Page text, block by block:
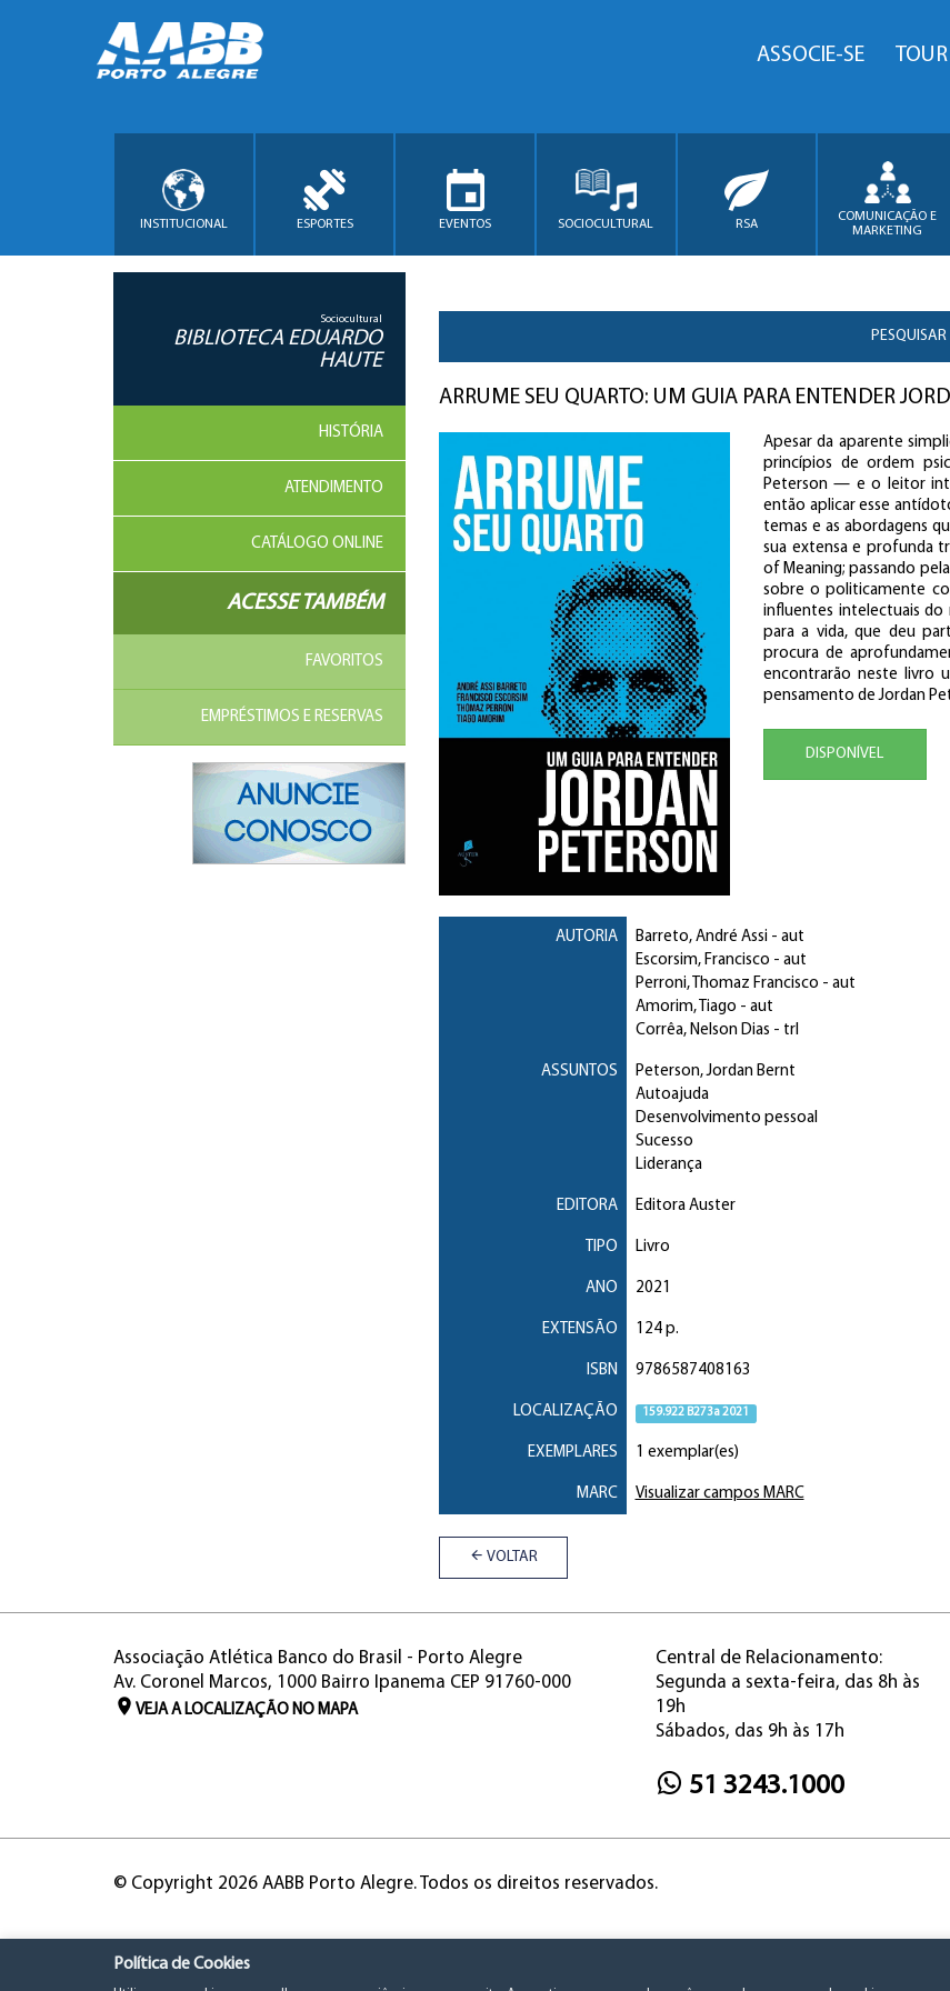
ASSOCIE-SE
INSTITUCIONAL ESPORTES EVENTOS SOCIOCULTURAL RSA
COMUNICAÇÃO E
MARKETING
Sociocultural
BIBLIOTECA EDUARDO
HAUTE
HISTÓRIA
ATENDIMENTO
CATÁLOGO ONLINE
ACESSE TAMBÉM
FAVORITOS
EMPRÉSTIMOS E RESERVAS
PESQUISAR
ARRUME SEU QUARTO: UM GUIA PARA ENTENDER
Apesar da aparente
princípios de ordem
Peterson — e o leitor
então aplicar esse
temas e as abordagens
sua extensa e profunda
of Meaning; passando
sobre o politicamente
influentes intelectuais do
para a vida, que deu
procura de
encontrarão neste livro
pensamento de Jordan
DISPONÍVEL
AUTORIA Barreto, André Assi - aut
Escorsim, Francisco - aut
Perroni, Thomaz Francisco - aut
Amorim, Tiago - aut
Corrêa, Nelson Dias - trl
ASSUNTOS
Peterson, Jordan Bernt
Autoajuda
Desenvolvimento pessoal
Sucesso
Liderança
EDITORA Editora Auster
TIPO Livro
ANO 2021
EXTENSÃO 124 p.
ISBN 9786587408163
LOCALIZAÇÃO 159.922 B273a 2021
EXEMPLARES 1 exemplar(es)
MARC Visualizar campos MARC
VOLTAR
Associação Atlética Banco do Brasil - Porto Alegre
Av. Coronel Marcos, 1000 Bairro Ipanema CEP 91760-000
VEJA A LOCALIZAÇÃO NO MAPA
Central de Relacionamento:
Segunda a sexta-feira, das 8h às
19h
Sábados, das 9h às 17h
51 3243.1000
© Copyright 2026 AABB Porto Alegre. Todos os direitos reservados.
Política de Cookies